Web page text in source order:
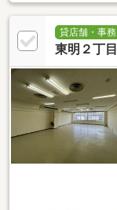
貸店舗・事
東明２丁